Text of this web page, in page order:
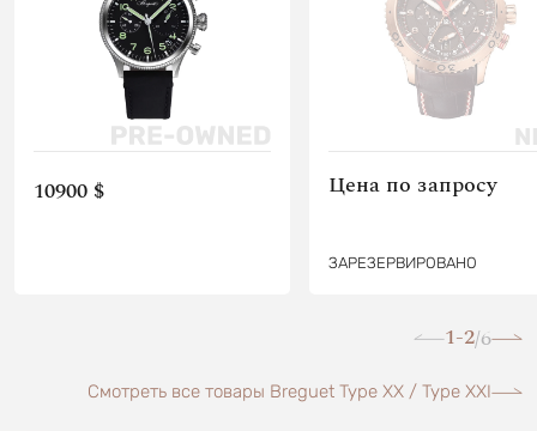
10900 $ Цена по запросу
ЗАРЕЗЕРВИРОВАНО
1-2/6
Смотреть все товары Breguet Type XX / Type XXI